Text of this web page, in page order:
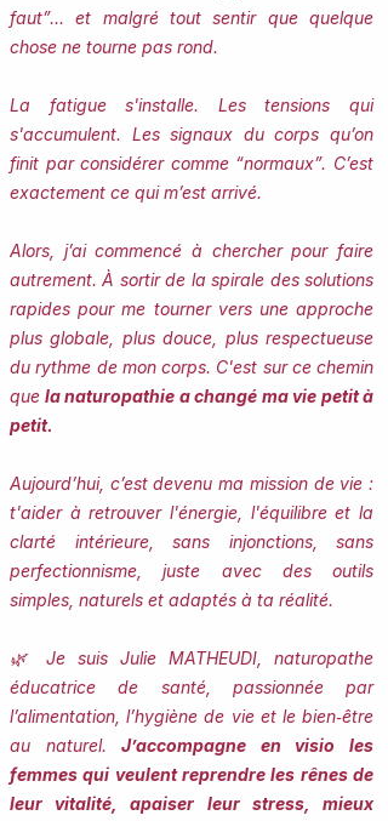
faut”… et malgré tout sentir que quelque
chose ne tourne pas rond.
La fatigue s'installe. Les tensions qui
s'accumulent. Les signaux du corps qu’on
finit par considérer comme “normaux”. ​​C’est
exactement ce qui m’est arrivé.
Alors, j’ai commencé à chercher pour faire
autrement. À sortir de la spirale des solutions
rapides pour me tourner vers une approche
plus globale, plus douce, plus respectueuse
du rythme de mon corps. C'est sur ce chemin
que la naturopathie a changé ma vie petit à
petit.
Aujourd’hui, c’est devenu ma mission de vie :
t'aider à retrouver l'énergie, l'équilibre et la
clarté intérieure, sans injonctions, sans
perfectionnisme, juste avec des outils
simples, naturels et adaptés à ta réalité.
🌿 Je suis Julie MATHEUDI, naturopathe
éducatrice de santé, passionnée par
l’alimentation, l’hygiène de vie et le bien‑être
au naturel.J’accompagne en visio les
femmes qui veulent reprendre les rênes de
leur vitalité, apaiser leur stress, mieux